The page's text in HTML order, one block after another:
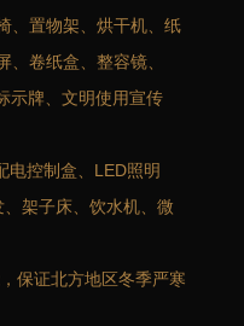
、置物架、烘干机、纸
卷纸盒、整容镜、
示牌、文明使用宣传
控制盒、LED照明
架子床、饮水机、微
保证北方地区冬季严寒